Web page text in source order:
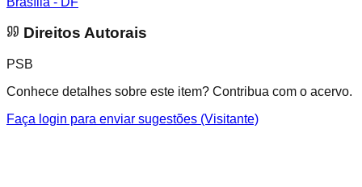
Direitos Autorais
PSB
Conhece detalhes sobre este item? Contribua com o acervo.
Faça login para enviar sugestões (Visitante)